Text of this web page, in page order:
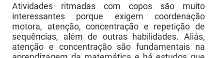
Atividades ritmadas com copos são muito
interessantes porque exigem coordenação
motora, atenção, concentração e repetição de
sequências, além de outras habilidades. Aliás,
atenção e concentração são fundamentais na